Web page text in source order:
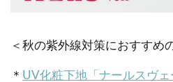
＜秋の紫外線対策におすすめ
＊ UV化粧下地「ナールスヴ